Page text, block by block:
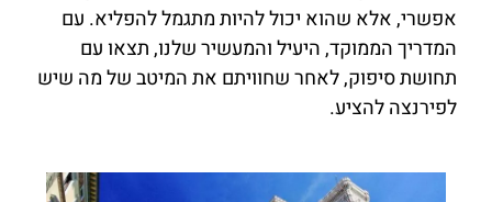
אפשרי, אלא שהוא יכול להיות מתגמל להפליא. עם
המדריך הממוקד, היעיל והמעשיר שלנו, תצאו עם
תחושת סיפוק, לאחר שחוויתם את המיטב של מה שיש
לפירנצה להציע.